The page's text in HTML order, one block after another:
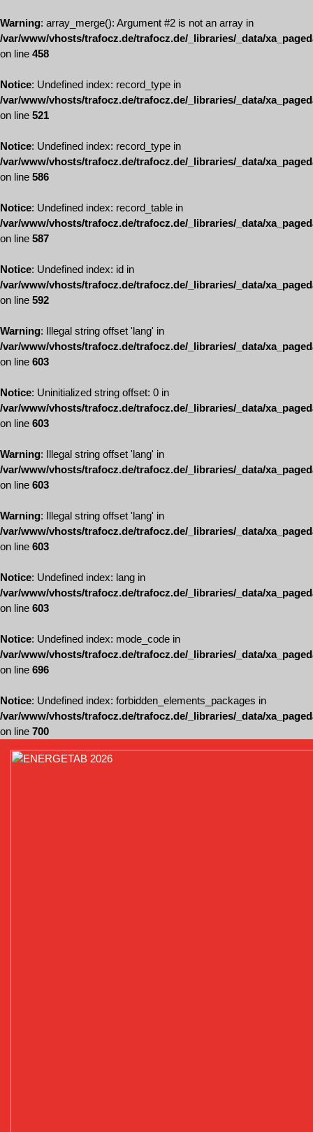
Warning: array_merge(): Argument #2 is not an array in
/var/www/vhosts/trafocz.de/trafocz.de/_libraries/_data/
on line 458
Notice: Undefined index: record_type in
/var/www/vhosts/trafocz.de/trafocz.de/_libraries/_data/
on line 521
Notice: Undefined index: record_type in
/var/www/vhosts/trafocz.de/trafocz.de/_libraries/_data/
on line 586
Notice: Undefined index: record_table in
/var/www/vhosts/trafocz.de/trafocz.de/_libraries/_data/
on line 587
Notice: Undefined index: id in
/var/www/vhosts/trafocz.de/trafocz.de/_libraries/_data/
on line 592
Warning: Illegal string offset 'lang' in
/var/www/vhosts/trafocz.de/trafocz.de/_libraries/_data/
on line 603
Notice: Uninitialized string offset: 0 in
/var/www/vhosts/trafocz.de/trafocz.de/_libraries/_data/
on line 603
Warning: Illegal string offset 'lang' in
/var/www/vhosts/trafocz.de/trafocz.de/_libraries/_data/
on line 603
Warning: Illegal string offset 'lang' in
/var/www/vhosts/trafocz.de/trafocz.de/_libraries/_data/
on line 603
Notice: Undefined index: lang in
/var/www/vhosts/trafocz.de/trafocz.de/_libraries/_data/
on line 603
Notice: Undefined index: mode_code in
/var/www/vhosts/trafocz.de/trafocz.de/_libraries/_data/
on line 696
Notice: Undefined index: forbidden_elements_packages in
/var/www/vhosts/trafocz.de/trafocz.de/_libraries/_data/
on line 700